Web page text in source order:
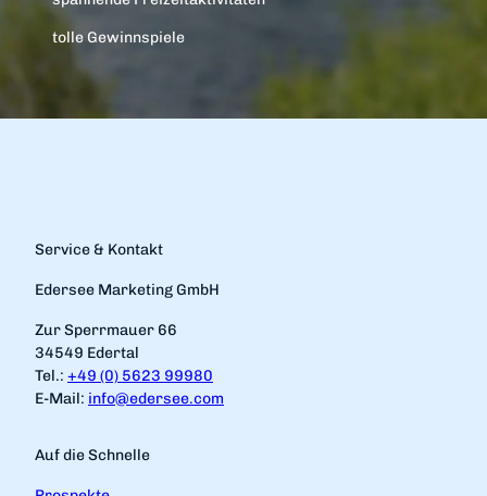
tolle Gewinnspiele
Service & Kontakt
Edersee Marketing GmbH
Zur Sperrmauer 66
34549 Edertal
Tel.: +49 (0) 5623 99980
E-Mail: info@edersee.com
Auf die Schnelle